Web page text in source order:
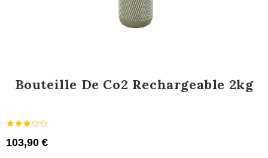
Bouteille De Co2 Rechargeable 2kg
103,90 €